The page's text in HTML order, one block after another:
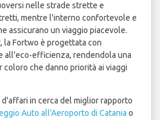
nelle strade strette e
mentre l'interno confortevole e
assicurano un viaggio piacevole.
la Fortwo è progettata con
all'eco-efficienza, rendendola una
che danno priorità ai viaggi
in cerca del miglior rapporto
Auto all'Aeroporto di Catania o